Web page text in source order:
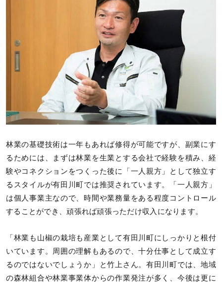
林業の基礎技術は一年もあれば修得が可能ですが、副業にす
るためには、まずは林業を生業とする会社で経験を積み、経
験やコネクションをつくった後に「一人親方」として独立す
るスタイルが有田川町では推奨されています。「一人親方」
は個人事業主なので、時間や業務量をある程度コントロール
することができ、頑張れば頑張っただけ収入になります。
「林業も山椒の栽培も産業として有田川町にしっかりと根付
いています。周囲の理解もあるので、十分仕事として成立す
るのではないでしょうか」と竹上さん。有田川町では、地域
の森林組合や林業事業体からの作業発注が多く、今後は更に